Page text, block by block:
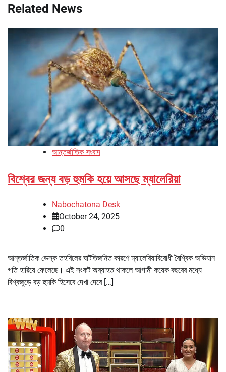
Related News
আন্তর্জাতিক সংবাদ
বিশ্বের জন্য বড় হুমকি হয়ে আসছে ম্যালেরিয়া
Nabochatona Desk
October 24, 2025
0
আন্তর্জাতিক ডেস্ক তহবিলের ঘাটতিজনিত কারণে ম্যালেরিয়াবিরোধী বৈশ্বিক অভিযান
গতি হারিয়ে ফেলেছে। এই সংকট অব্যাহত থাকলে আগামী কয়েক বছরের মধ্যে
বিশ্বজুড়ে বড় হুমকি হিসেবে দেখা দেবে […]